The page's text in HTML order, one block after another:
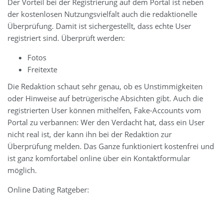
der kostenlosen Nutzungsvielfalt auch die redaktionelle
Überprüfung. Damit ist sichergestellt, dass echte User
registriert sind. Überprüft werden:
Fotos
Freitexte
Die Redaktion schaut sehr genau, ob es Unstimmigkeiten
oder Hinweise auf betrügerische Absichten gibt. Auch die
registrierten User können mithelfen, Fake-Accounts vom
Portal zu verbannen: Wer den Verdacht hat, dass ein User
nicht real ist, der kann ihn bei der Redaktion zur
Überprüfung melden. Das Ganze funktioniert kostenfrei und
ist ganz komfortabel online über ein Kontaktformular
möglich.
Online Dating Ratgeber: